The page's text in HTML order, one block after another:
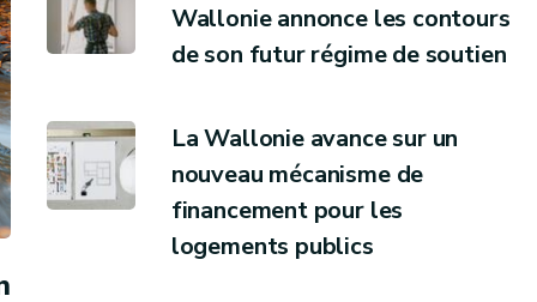
Wallonie annonce les contours
de son futur régime de soutien
La Wallonie avance sur un
nouveau mécanisme de
financement pour les
logements publics